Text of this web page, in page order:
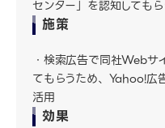
センター」を認知しても
施策
検索広告で同社Webサ
てもらうため、Yahoo!広
活用
効果